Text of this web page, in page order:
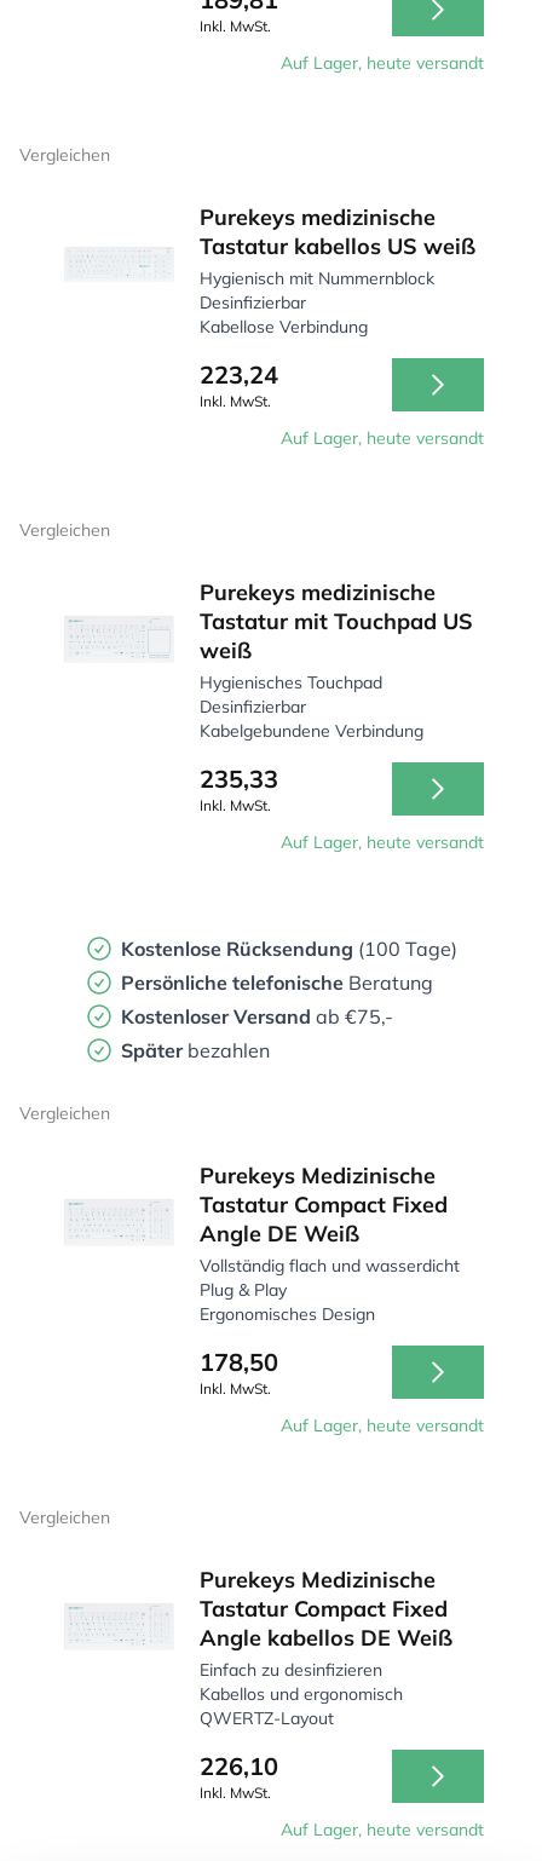
Inkl. MwSt.
Auf Lager, heute versandt
Vergleichen
Purekeys medizinische
Tastatur kabellos US weiß
Hygienisch mit Nummernblock
Desinfizierbar
Kabellose Verbindung
223,24
Inkl. MwSt.
Auf Lager, heute versandt
Vergleichen
Purekeys medizinische
Tastatur mit Touchpad US
weiß
Hygienisches Touchpad
Desinfizierbar
Kabelgebundene Verbindung
235,33
Inkl. MwSt.
Auf Lager, heute versandt
Kostenlose Rücksendung (100 Tage)
Persönliche telefonische Beratung
Kostenloser Versand ab €75,-
Später bezahlen
Vergleichen
Purekeys Medizinische
Tastatur Compact Fixed
Angle DE Weiß
Vollständig flach und wasserdicht
Plug & Play
Ergonomisches Design
178,50
Inkl. MwSt.
Auf Lager, heute versandt
Vergleichen
Purekeys Medizinische
Tastatur Compact Fixed
Angle kabellos DE Weiß
Einfach zu desinfizieren
Kabellos und ergonomisch
QWERTZ-Layout
226,10
Inkl. MwSt.
Auf Lager, heute versandt